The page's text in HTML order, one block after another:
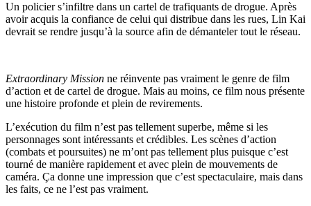
Un policier s’infiltre dans un cartel de trafiquants de drogue. Après
avoir acquis la confiance de celui qui distribue dans les rues, Lin Kai
devrait se rendre jusqu’à la source afin de démanteler tout le réseau.
Extraordinary Mission ne réinvente pas vraiment le genre de film
d’action et de cartel de drogue. Mais au moins, ce film nous présente
une histoire profonde et plein de revirements.
L’exécution du film n’est pas tellement superbe, même si les
personnages sont intéressants et crédibles. Les scènes d’action
(combats et poursuites) ne m’ont pas tellement plus puisque c’est
tourné de manière rapidement et avec plein de mouvements de
caméra. Ça donne une impression que c’est spectaculaire, mais dans
les faits, ce ne l’est pas vraiment.